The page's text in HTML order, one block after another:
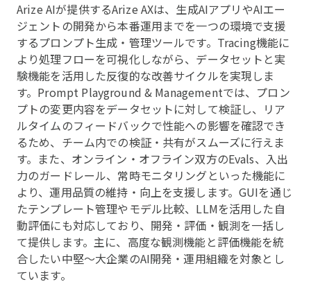
Arize AIが提供するArize AXは、生成AIアプリやAIエー
ジェントの開発から本番運用までを一つの環境で支援
するプロンプト生成・管理ツールです。Tracing機能に
より処理フローを可視化しながら、データセットと実
験機能を活用した反復的な改善サイクルを実現しま
す。Prompt Playground & Managementでは、プロン
プトの変更内容をデータセットに対して検証し、リア
ルタイムのフィードバックで性能への影響を確認でき
るため、チーム内での検証・共有がスムーズに行えま
す。また、オンライン・オフライン双方のEvals、入出
力のガードレール、常時モニタリングといった機能に
より、運用品質の維持・向上を支援します。GUIを通じ
たテンプレート管理やモデル比較、LLMを活用した自
動評価にも対応しており、開発・評価・観測を一括し
て提供します。主に、高度な観測機能と評価機能を統
合したい中堅〜大企業のAI開発・運用組織を対象とし
ています。